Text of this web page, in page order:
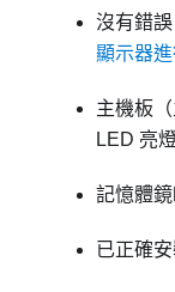
沒有錯
顯示器
主機板
LED 亮
記憶體
已正確